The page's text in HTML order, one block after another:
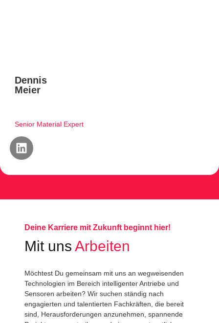
Dennis
Meier
Senior Material Expert
Deine Karriere mit Zukunft beginnt hier!
Mit uns Arbeiten
Möchtest Du gemeinsam mit uns an wegweisenden
Technologien im Bereich intelligenter Antriebe und
Sensoren arbeiten? Wir suchen ständig nach
engagierten und talentierten Fachkräften, die bereit
sind, Herausforderungen anzunehmen, spannende